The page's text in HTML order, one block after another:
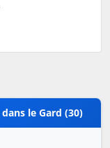
le Gard (30)